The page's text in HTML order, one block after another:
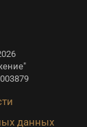
данных